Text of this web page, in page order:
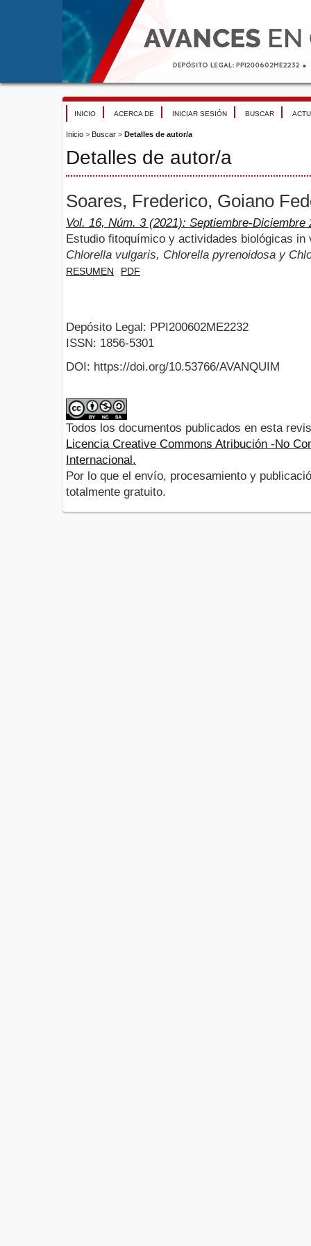
INICIO ACERCA DE INICIAR SESIÓN BUSCAR
Inicio > Buscar > Detalles de autor/a
Detalles de autor/a
Soares, Frederico, Goiano
Vol. 16, Núm. 3 (2021): Septiembre-Diciembre
Estudio fitoquímico y actividades biológicas
Chlorella vulgaris, Chlorella pyrenoidosa y
RESUMEN PDF
Depósito Legal: PPI200602ME2232
ISSN: 1856-5301
DOI: https://doi.org/10.53766/AVANQUIM
Todos los documentos publicados en esta
Licencia Creative Commons Atribución -No
Internacional.
Por lo que el envío, procesamiento y
totalmente gratuito.